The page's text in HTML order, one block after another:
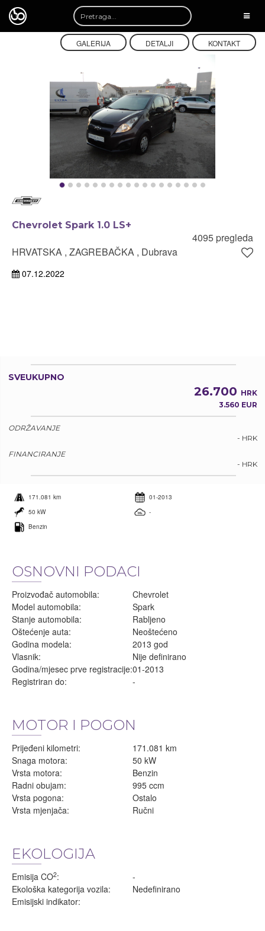
GALERIJA DETALJI KONTAKT
Chevrolet Spark 1.0 LS+
4095 pregleda
HRVATSKA , ZAGREBAČKA , Dubrava
07.12.2022
SVEUKUPNO
26.700 HRK
3.560 EUR
ODRŽAVANJE
- HRK
FINANCIRANJE
- HRK
171.081 km
01-2013
50 kW
-
Benzin
OSNOVNI PODACI
Proizvođač automobila:
Chevrolet
Model automobila:
Spark
Stanje automobila:
Rabljeno
Oštećenje auta:
Neoštećeno
Godina modela:
2013 god
Vlasnik:
Nije definirano
Godina/mjesec prve registracije:01-2013
Registriran do:
-
MOTOR I POGON
Prijeđeni kilometri:
171.081 km
Snaga motora:
50 kW
Vrsta motora:
Benzin
Radni obujam:
995 ccm
Vrsta pogona:
Ostalo
Vrsta mjenjača:
Ručni
EKOLOGIJA
Emisija CO2:
-
Ekološka kategorija vozila:
Nedefinirano
Emisijski indikator: